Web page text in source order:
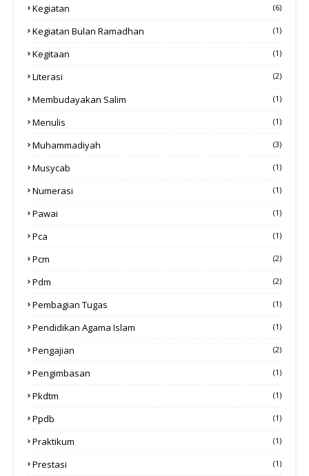
Kegiatan (6)
Kegiatan Bulan Ramadhan (1)
Kegitaan (1)
Literasi (2)
Membudayakan Salim (1)
Menulis (1)
Muhammadiyah (3)
Musycab (1)
Numerasi (1)
Pawai (1)
Pca (1)
Pcm (2)
Pdm (2)
Pembagian Tugas (1)
Pendidikan Agama Islam (1)
Pengajian (2)
Pengimbasan (1)
Pkdtm (1)
Ppdb (1)
Praktikum (1)
Prestasi (1)